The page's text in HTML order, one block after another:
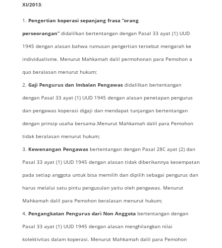
XI/2013:
Pengertian koperasi sepanjang frasa “orang
perseorangan”didalilkan bertentangan dengan Pasal 33 ayat (1) UUD
1945 dengan alasan bahwa rumusan pengertian tersebut mengarah ke
individualisme. Menurut Mahkamah dalil permohonan para Pemohon a
quo beralasan menurut hukum;
Gaji Pengurus dan Imbalan Pengawasdidalilkan bertentangan
dengan Pasal 33 ayat (1) UUD 1945 dengan alasan penetapan pengurus
dan pengawas koperasi digaji dan mendapat tunjangan bertentangan
dengan prinsip usaha bersama.Menurut Mahkamah dalil para Pemohon
tidak beralasan menurut hukum;
Kewenangan Pengawasbertentangan dengan Pasal 28C ayat (2) dan
Pasal 33 ayat (1) UUD 1945 dengan alasan tidak diberikannya kesempatan
pada setiap anggota untuk bisa memilih dan dipilih sebagai pengurus dan
harus melalui satu pintu pengusulan yaitu oleh pengawas. Menurut
Mahkamah dalil para Pemohon beralasan menurut hukum;
Pengangkatan Pengurus dari Non Anggotabertentangan dengan
Pasal 33 ayat (1) UUD 1945 dengan alasan menghilangkan nilai
kolektivitas dalam koperasi. Menurut Mahkamah dalil para Pemohon